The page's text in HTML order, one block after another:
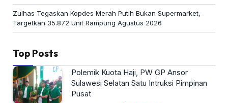
Zulhas Tegaskan Kopdes Merah Putih Bukan Supermarket,
Targetkan 35.872 Unit Rampung Agustus 2026
Top Posts
Polemik Kuota Haji, PW GP Ansor
Sulawesi Selatan Satu Intruksi Pimpinan
Pusat